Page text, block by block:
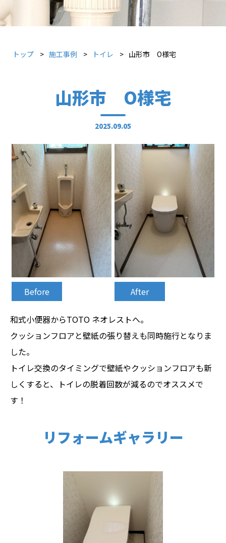
トップ 施工事例 トイレ 山形市 O様宅
山形市 O様宅
2025.09.05
Before After
和式小便器からTOTO ネオレストへ。
クッションフロアと壁紙の張り替えも同時施行となりま
した。
トイレ交換のタイミングで壁紙やクッションフロアも新
しくすると、トイレの脱着回数が減るのでオススメで
す！
リフォームギャラリー